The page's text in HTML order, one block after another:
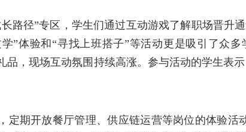
路径”专区，学生们通过互动游戏了解职场晋升通
”体验和 “寻找上班搭子”等活动更是吸引了众
品 ，现场互动氛围持续高涨。参与活动的学生表示
定期开放餐厅管理、供应链运营等岗位的体验活